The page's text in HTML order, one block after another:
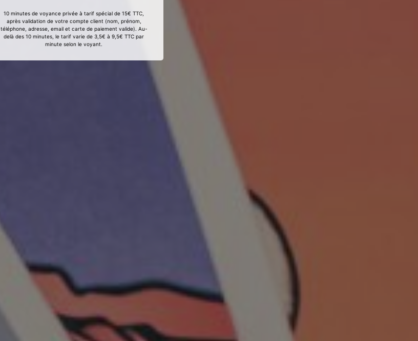
10 minutes de voyance privée à tarif spécial de 15€ TTC,
après validation de votre compte client (nom, prénom,
téléphone, adresse, email et carte de paiement valide). Au-
delà des 10 minutes, le tarif varie de 3,5€ à 9,5€ TTC par
minute selon le voyant.